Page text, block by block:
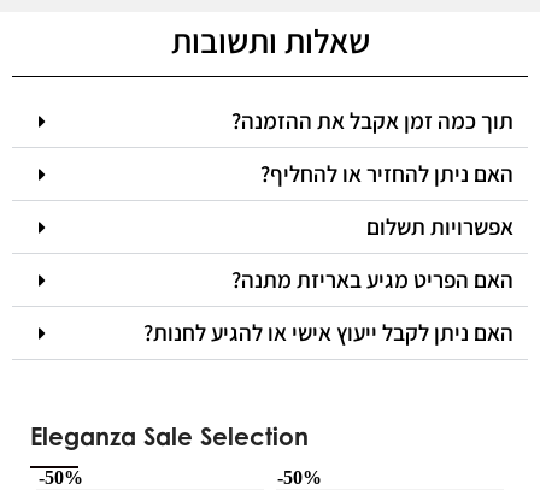
שאלות ותשובות
תוך כמה זמן אקבל את ההזמנה?
האם ניתן להחזיר או להחליף?
אפשרויות תשלום
האם הפריט מגיע באריזת מתנה?
האם ניתן לקבל ייעוץ אישי או להגיע לחנות?
Eleganza Sale Selection
-50% -50%